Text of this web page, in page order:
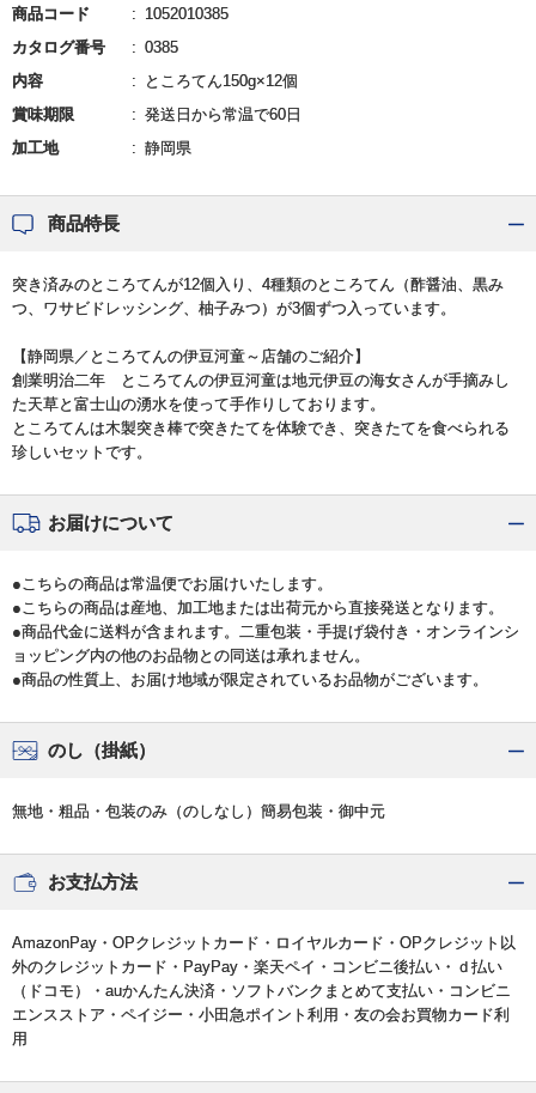
商品コード
1052010385
カタログ番号
0385
内容
ところてん150g×12個
賞味期限
発送日から常温で60日
加工地
静岡県
商品特長
突き済みのところてんが12個入り、4種類のところてん（酢醤油、黒み
つ、ワサビドレッシング、柚子みつ）が3個ずつ入っています。
【静岡県／ところてんの伊豆河童～店舗のご紹介】
創業明治二年 ところてんの伊豆河童は地元伊豆の海女さんが手摘みし
た天草と富士山の湧水を使って手作りしております。
ところてんは木製突き棒で突きたてを体験でき、突きたてを食べられる
珍しいセットです。
お届けについて
●こちらの商品は常温便でお届けいたします。
●こちらの商品は産地、加工地または出荷元から直接発送となります。
●商品代金に送料が含まれます。二重包装・手提げ袋付き・オンラインシ
ョッピング内の他のお品物との同送は承れません。
●商品の性質上、お届け地域が限定されているお品物がございます。
のし（掛紙）
無地・粗品・包装のみ（のしなし）簡易包装・御中元
お支払方法
AmazonPay・OPクレジットカード・ロイヤルカード・OPクレジット以
外のクレジットカード・PayPay・楽天ペイ・コンビニ後払い・ｄ払い
（ドコモ）・auかんたん決済・ソフトバンクまとめて支払い・コンビニ
エンスストア・ペイジー・小田急ポイント利用・友の会お買物カード利
用